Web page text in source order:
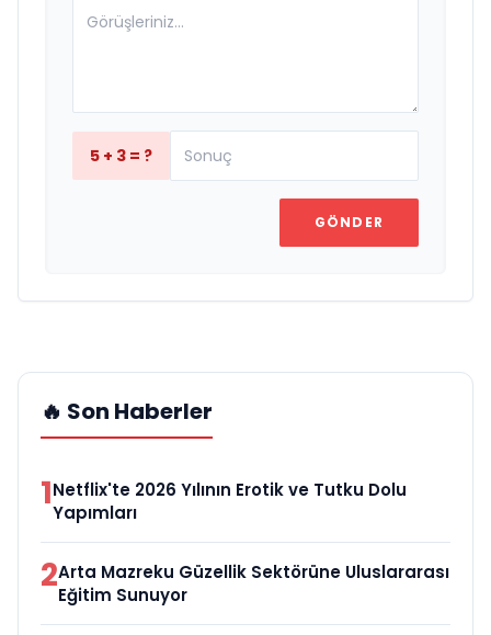
5 + 3 = ?
GÖNDER
🔥 Son Haberler
1Netflix'te 2026 Yılının Erotik ve Tutku Dolu
Yapımları
2Arta Mazreku Güzellik Sektörüne Uluslararası
Eğitim Sunuyor